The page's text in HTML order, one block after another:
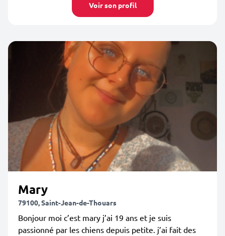
Voir son profil
Mary
79100, Saint-Jean-de-Thouars
Bonjour moi c’est mary j’ai 19 ans et je suis
passionné par les chiens depuis petite. j’ai fait des